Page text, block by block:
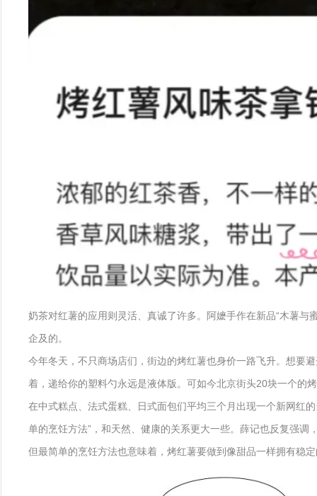
奶茶对红薯的应用则灵活、真诚了许多。阿嬷手作在新品“木薯与
企及的。
今年冬天，不只商场店们，街边的烤红薯也身价一路飞升。想要
着，递给你的塑料勺永远是液体版。可如今北京街头20块一个的
在中式糕点、法式蛋糕、日式面包们平均三个月出现一个新网红
单的烹饪方法”，和天然、健康的关系更大一些。薛记也反复强调
但最简单的烹饪方法也意味着，烤红薯要做到像甜品一样拥有